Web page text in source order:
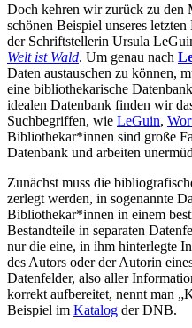
Doch kehren wir zurück zu den
schönen Beispiel unseres
der Schriftstellerin Ursula
Welt ist Wald. Um genau nach
Daten austauschen zu können,
eine bibliothekarische
idealen Datenbank finden wir
Suchbegriffen, wie LeGuin,
Bibliothekar*innen sind große
Datenbank und arbeiten
Zunächst muss die
zerlegt werden, in sogenannte
Bibliothekar*innen in einem
Bestandteile in separaten
nur die eine, in ihm hinterlegte
des Autors oder der Autorin
Datenfelder, also aller
korrekt aufbereitet, nennt man
Beispiel im Katalog der DNB.